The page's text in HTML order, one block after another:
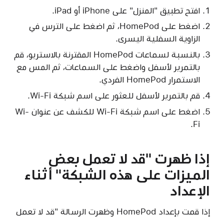
افتح تطبيق "المنزل" على iPhone أو iPad.
اضغط على HomePod، ثم اضغط على الترس في
الزاوية السفلية اليسرى.
بالنسبة لسماعات HomePod المقترنة بالاستريو، قم
بالتمرير لأسفل واضغط على السماعات، ثم المس مع
الاستمرار HomePod الفردي.
قم بالتمرير لأسفل للعثور على اسم شبكة Wi-Fi.
اضغط على اسم شبكة Wi-Fi للكشف عن عنوان Wi-
Fi.
إذا ظهرت "قد لا تعمل بعض
الميزات على هذه الشبكة" أثناء
الإعداد
إذا قمت بإعداد HomePod وظهرت الرسالة "قد لا تعمل